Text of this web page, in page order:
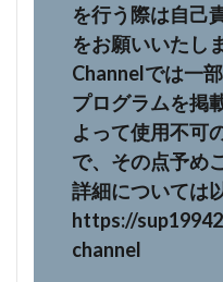
を行う際は自己
をお願いいたし
Channelでは一
プログラムを掲
よって使用不可
で、その点予め
詳細については
https://
channel